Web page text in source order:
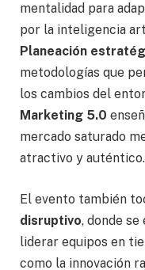
mentalidad para
por la inteligencia
Planeación
metodologías que
los cambios del
Marketing 5.0
mercado saturado
atractivo y auténtico.
El evento también
disruptivo, donde
liderar equipos en
como la innovación